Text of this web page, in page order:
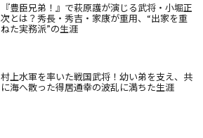
『豊臣兄弟！』で萩原護が演じる武将・小堀正
次とは？秀長・秀吉・家康が重用、“出家を重
ねた実務派”の生涯
村上水軍を率いた戦国武将！幼い弟を支え、共
に海へ散った得居通幸の波乱に満ちた生涯